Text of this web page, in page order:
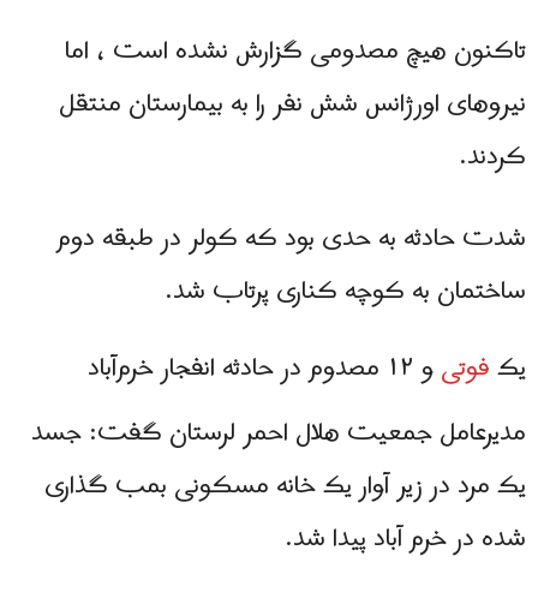
تاکنون هیچ مصدومی گزارش نشده است ، اما
نیروهای اورژانس شش نفر را به بیمارستان منتقل
کردند.
شدت حادثه به حدی بود که کولر در طبقه دوم
ساختمان به کوچه کناری پرتاب شد.
یکفوتیو ۱۲ مصدوم در حادثه انفجار خرم‌آباد
مدیرعامل جمعیت هلال احمر لرستان گفت: جسد
یک مرد در زیر آوار یک خانه مسکونی بمب گذاری
شده در خرم آباد پیدا شد.